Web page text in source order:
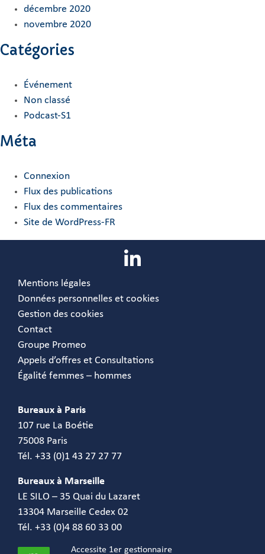
décembre 2020
novembre 2020
Catégories
Événement
Non classé
Podcast-S1
Méta
Connexion
Flux des publications
Flux des commentaires
Site de WordPress-FR
Mentions légales
Données personnelles et cookies
Gestion des cookies
Contact
Groupe Promeo
Appels d’offres et Consultations
Égalité femmes – hommes
Bureaux à Paris
107 rue La Boétie
75008 Paris
Tél. +33 (0)1 43 27 27 77
Bureaux à Marseille
LE SILO – 35 Quai du Lazaret
13304 Marseille Cedex 02
Tél. +33 (0)4 88 60 33 00
Accessite 1er gestionnaire